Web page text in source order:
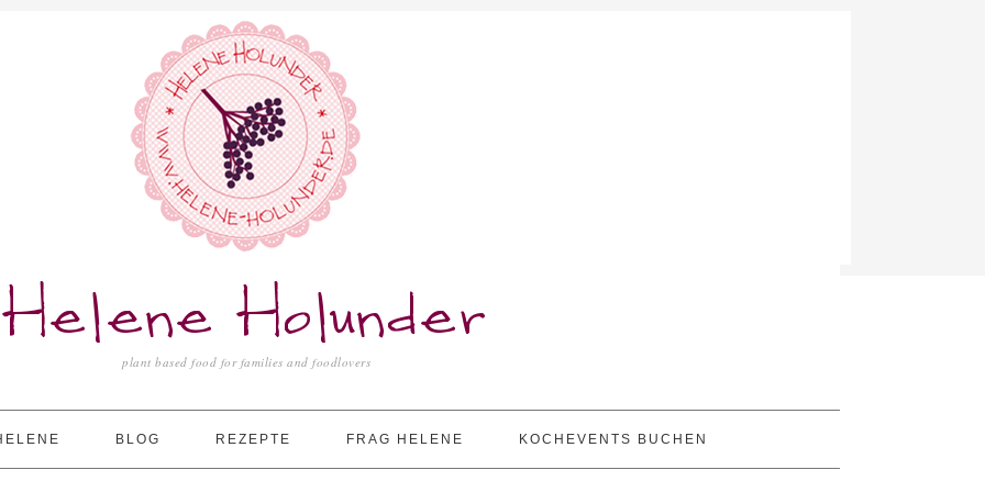
Helene Holunder
plant based food for families and foodlovers
BLOG REZEPTE FRAG HELENE KOCHEVENTS BUCHEN